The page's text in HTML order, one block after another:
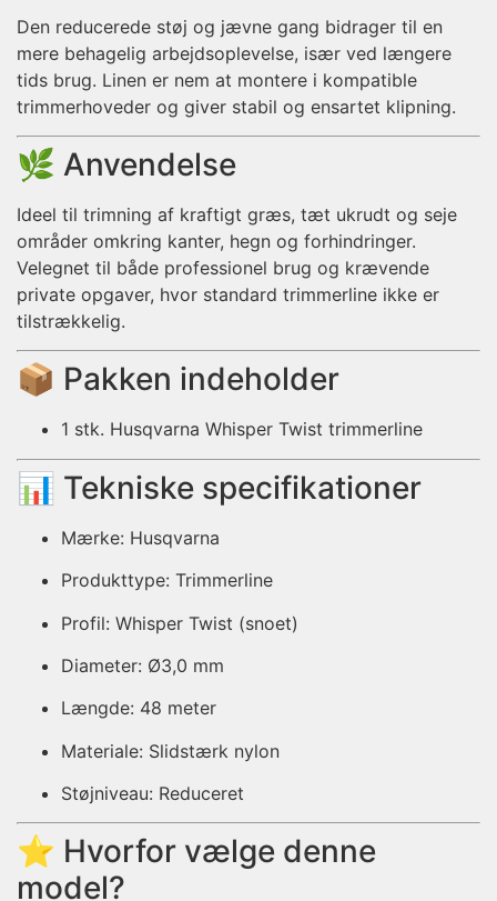
Den reducerede støj og jævne gang bidrager til en
mere behagelig arbejdsoplevelse, især ved længere
tids brug. Linen er nem at montere i kompatible
trimmerhoveder og giver stabil og ensartet klipning.
🌿 Anvendelse
Ideel til trimning af kraftigt græs, tæt ukrudt og seje
områder omkring kanter, hegn og forhindringer.
Velegnet til både professionel brug og krævende
private opgaver, hvor standard trimmerline ikke er
tilstrækkelig.
📦 Pakken indeholder
1 stk. Husqvarna Whisper Twist trimmerline
📊 Tekniske specifikationer
Mærke: Husqvarna
Produkttype: Trimmerline
Profil: Whisper Twist (snoet)
Diameter: Ø3,0 mm
Længde: 48 meter
Materiale: Slidstærk nylon
Støjniveau: Reduceret
⭐ Hvorfor vælge denne
model?